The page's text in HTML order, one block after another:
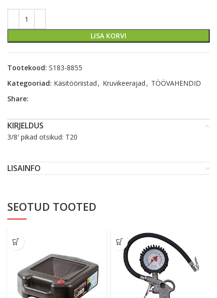
LISA KORVI
Tootekood: S183-8855
Kategooriad: Käsitööriistad , Kruvikeerajad , TÖÖVAHENDID
Share:
KIRJELDUS
3/8′ pikad otsikud: T20
LISAINFO
SEOTUD TOOTED